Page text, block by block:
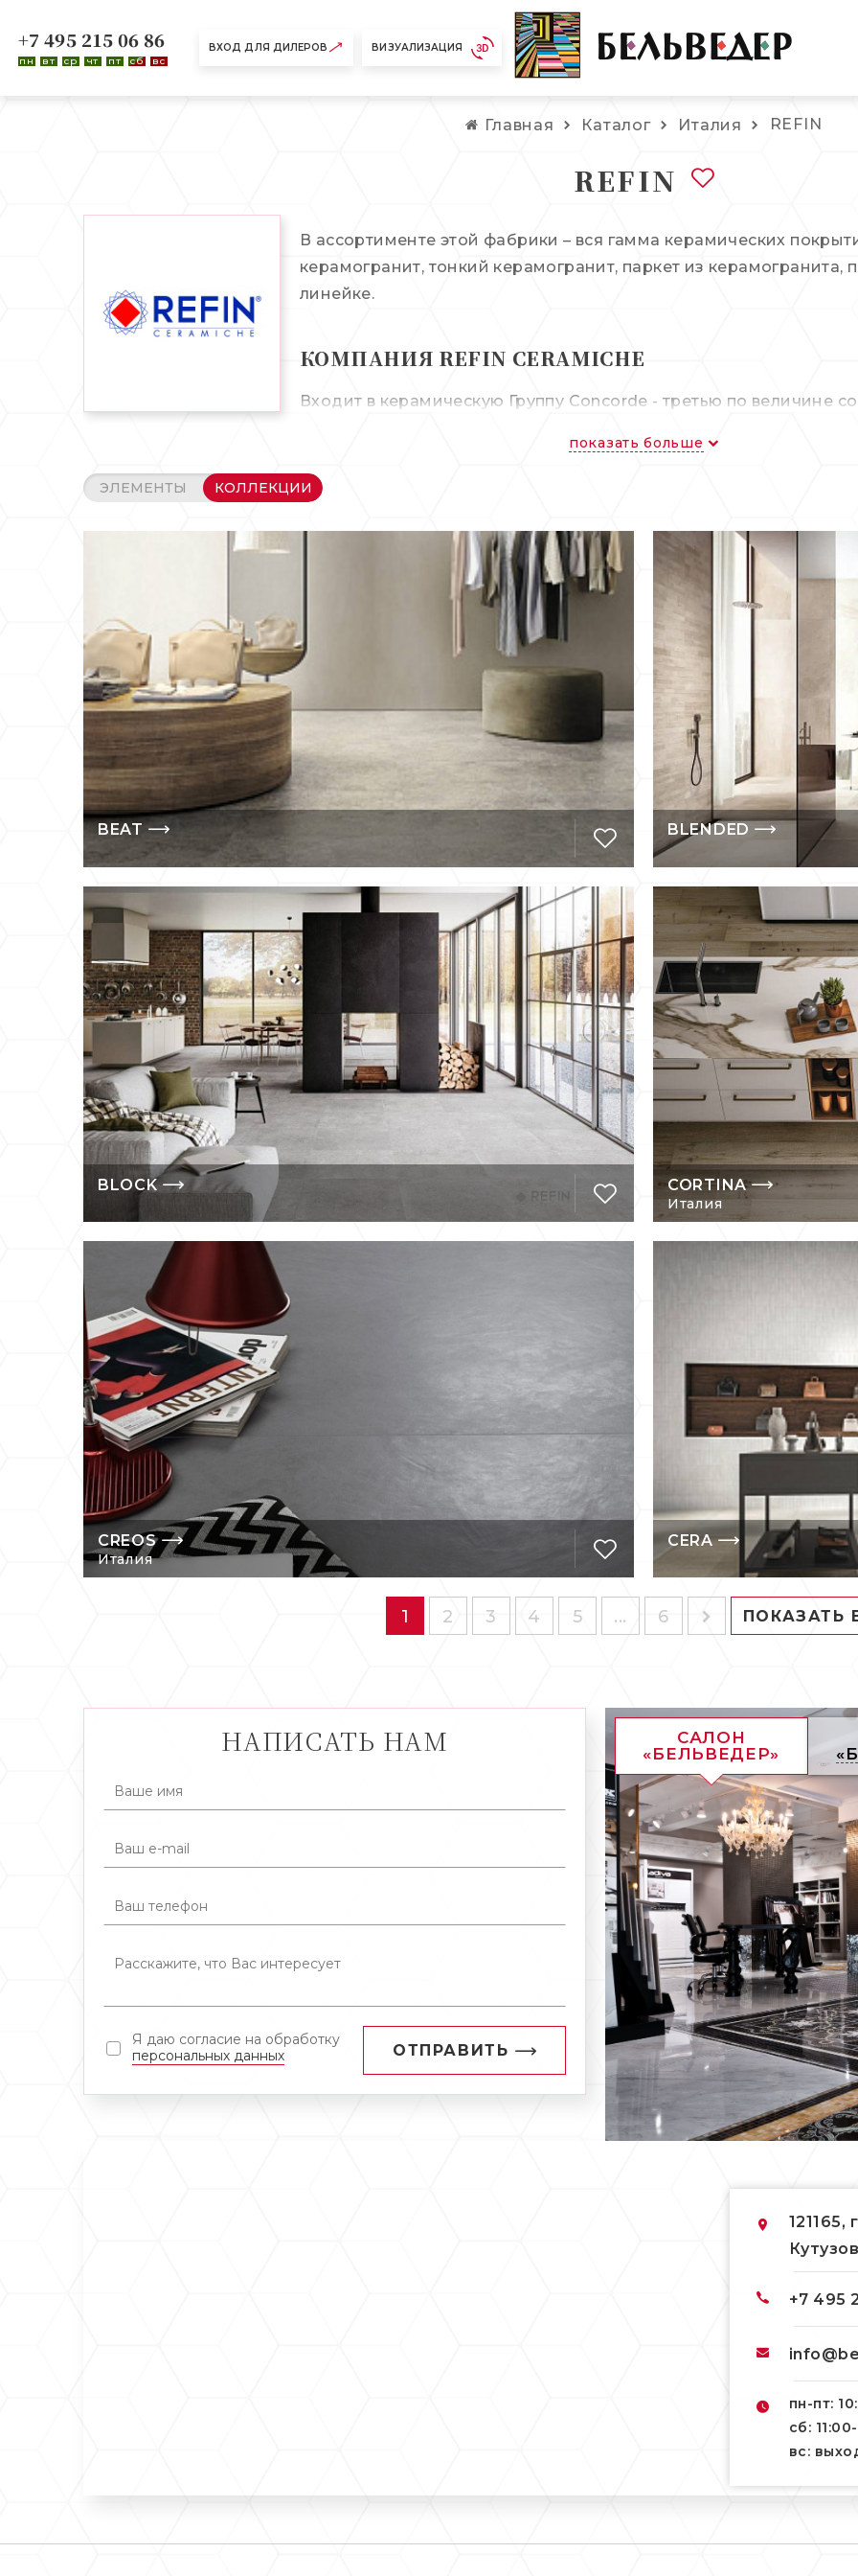
ВХОД ДЛЯ ДИЛЕРОВ ВИЗУАЛИЗАЦИЯ
+7 495 215 06 86
пн вт ср чт пт сб вс
Главная Каталог Италия REFIN
REFIN
В ассортименте этой фабрики – вся гамма керамических
керамогранит, тонкий керамогранит, паркет из
линейке.
КОМПАНИЯ REFIN CERAMICHE
Входит в керамическую Группу Concorde - третью по величине
дизайн. Фабрика располагается в северной области Италии
(так исторически сложилось) действуют более двухсот
на рынке. Производитель создает свои коллекции в
В частности, одна из последних и наиболее эсксцентричных
британцем египетского происхождения Каримом Рашидом, на
дизайна мебели, посуды, модных аксессуаров, обоев,
Плитка и керамогранит REFIN – это богатство цветов и
декоративных элементов и элементов для завершенного
характеристики.
Вертикальные и горизонтальные поверхности, оформленные
четко выверены и имеют законченный вид, подобно полотну,
Продукция компании REFIN Ceramiche – эталон качества.
показать больше
ЭЛЕМЕНТЫ КОЛЛЕКЦИИ
BEAT BLENDED
BLOCK CORTINA
Италия
CREOS
Италия
CERA
1 2 3 4 5 ... 6 ПОКАЗАТЬ
НАПИСАТЬ НАМ
Я даю согласие на обработку
персональных данных
ОТПРАВИТЬ
САЛОН
«БЕЛЬВЕДЕР»
121165,
+7 495
пн-пт:
сб:
вс: